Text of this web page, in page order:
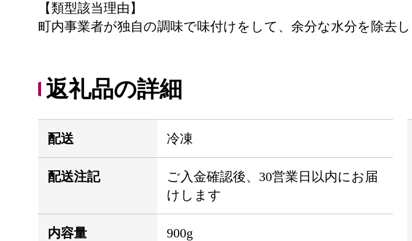
【類型該当理由】
町内事業者が独自の調味で味付けをして、余分な水分を除去
返礼品の詳細
配送 冷凍
配送注記
ご入金確認後、30営業日以内にお届
けします
内容量 900g